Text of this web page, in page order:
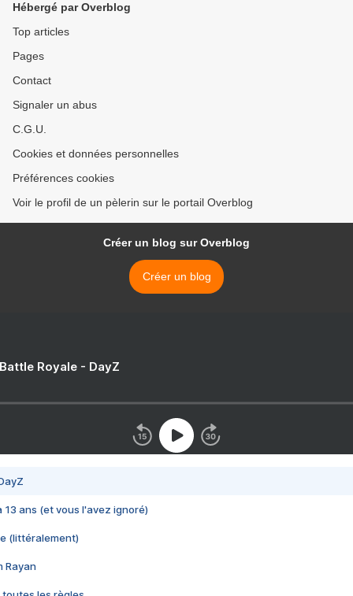
Hébergé par Overblog
Top articles
Pages
Contact
Signaler un abus
C.G.U.
Cookies et données personnelles
Préférences cookies
Voir le profil de un pèlerin sur le portail Overblog
Créer un blog sur Overblog
Créer un blog
Royale - DayZ
13 ans (et vous l'avez ignoré)
(littéralement)
Rayan